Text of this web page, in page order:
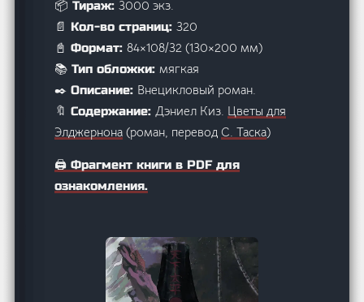
📦 Тираж:3000 экз.
📄 Кол-во страниц:320
📓 Формат:84×108/32 (130×200 мм)
📚 Тип обложки: мягкая
✒️ Описание: Внецикловый роман.
🔖 Содержание: Дэниел Киз. Цветы для
Элджернона (роман, переводС. Таска)
🖨️ Фрагмент книги в PDF для
ознакомления.